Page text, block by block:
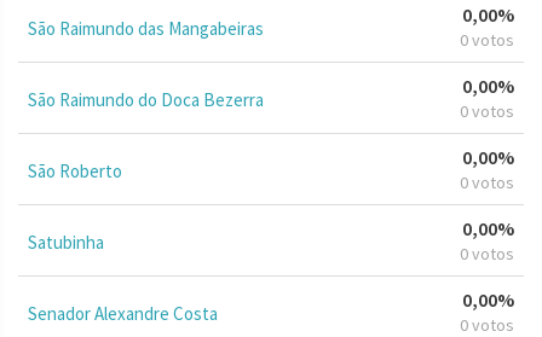
São Raimundo das Mangabeiras
0,00%
0 votos
São Raimundo do Doca Bezerra
0,00%
0 votos
São Roberto
0,00%
0 votos
Satubinha
0,00%
0 votos
Senador Alexandre Costa
0,00%
0 votos